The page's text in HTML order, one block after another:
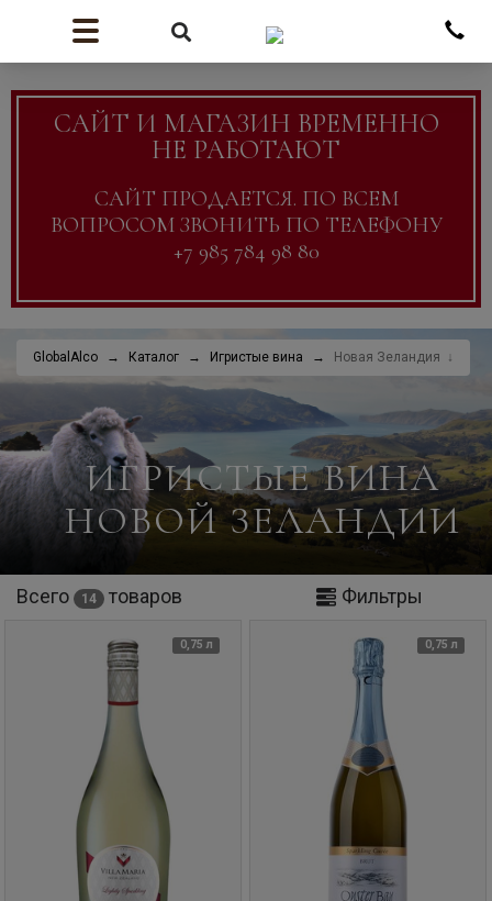
САЙТ И МАГАЗИН ВРЕМЕННО
НЕ РАБОТАЮТ
САЙТ ПРОДАЕТСЯ. ПО ВСЕМ
ВОПРОСОМ ЗВОНИТЬ ПО ТЕЛЕФОНУ
+7 985 784 98 80
GlobalAlco Каталог Игристые вина Новая Зеландия
ИГРИСТЫЕ ВИНА
НОВОЙ ЗЕЛАНДИИ
Всего 14 товаров Фильтры
0,75 л 0,75 л